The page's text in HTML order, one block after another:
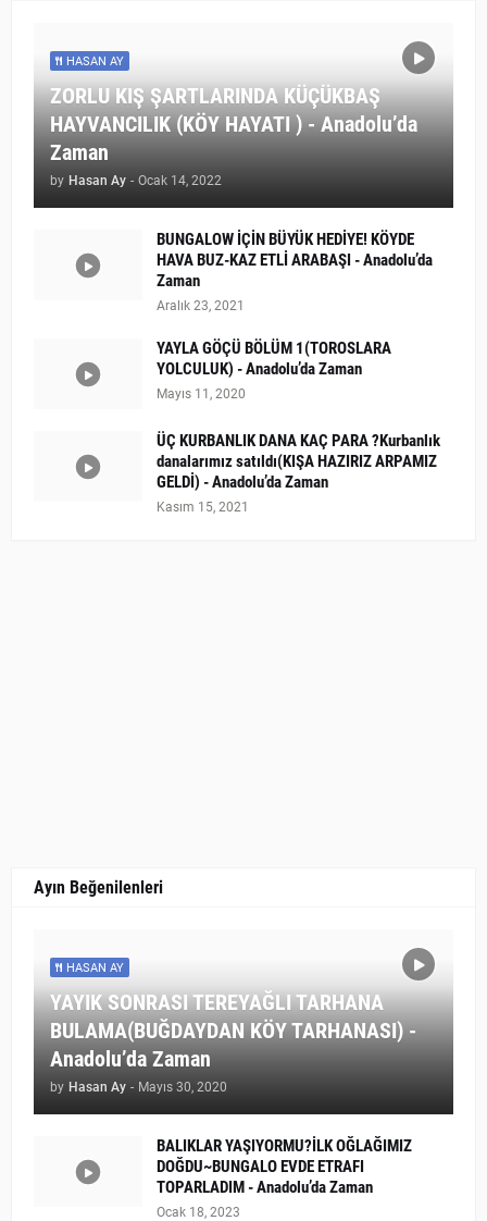
HASAN AY
ZORLU KIŞ ŞARTLARINDA KÜÇÜKBAŞ
HAYVANCILIK (KÖY HAYATI ) - Anadolu’da
Zaman
by Hasan Ay - Ocak 14, 2022
BUNGALOW İÇİN BÜYÜK HEDİYE! KÖYDE
HAVA BUZ-KAZ ETLİ ARABAŞI - Anadolu’da
Zaman
Aralık 23, 2021
YAYLA GÖÇÜ BÖLÜM 1(TOROSLARA
YOLCULUK) - Anadolu’da Zaman
Mayıs 11, 2020
ÜÇ KURBANLIK DANA KAÇ PARA ?Kurbanlık
danalarımız satıldı(KIŞA HAZIRIZ ARPAMIZ
GELDİ) - Anadolu’da Zaman
Kasım 15, 2021
Ayın Beğenilenleri
HASAN AY
YAYIK SONRASI TEREYAĞLI TARHANA
BULAMA(BUĞDAYDAN KÖY TARHANASI) -
Anadolu’da Zaman
by Hasan Ay - Mayıs 30, 2020
BALIKLAR YAŞIYORMU?İLK OĞLAĞIMIZ
DOĞDU~BUNGALO EVDE ETRAFI
TOPARLADIM - Anadolu’da Zaman
Ocak 18, 2023